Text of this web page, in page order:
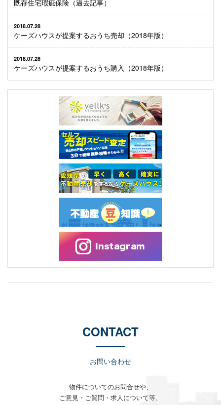
既存住宅瑕疵保険（過去記事）
2018.07.28
ケーズハウスが提案するおうち売却（2018年版）
2018.07.28
ケーズハウスが提案するおうち購入（2018年版）
CONTACT
お問い合わせ
物件についてのお問合せや、
ご意見・ご質問・求人について等、